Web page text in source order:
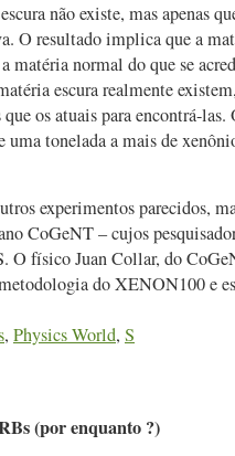
não existe, mas apenas
O resultado implica que a
matéria normal do que se
escura realmente
os atuais para encontrá-
uma tonelada a mais de
experimentos parecidos,
CoGeNT – cujos
O físico Juan Collar, do
do XENON100 e
, Physics World, S
(por enquanto ?)